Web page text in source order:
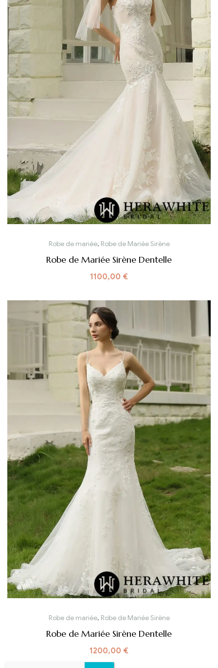
Robe de mariée, Robe de Mariée Sirène
Robe de Mariée Sirène Dentelle
1100,00 €
Robe de mariée, Robe de Mariée Sirène
Robe de Mariée Sirène Dentelle
1200,00 €